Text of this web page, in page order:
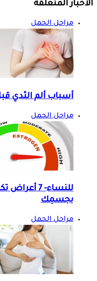
الأخبار المتعلقة
مراحل الحمل
أسباب ألم الثدي
مراحل الحمل
للنساء- 7
بجسمِك
مراحل الحمل